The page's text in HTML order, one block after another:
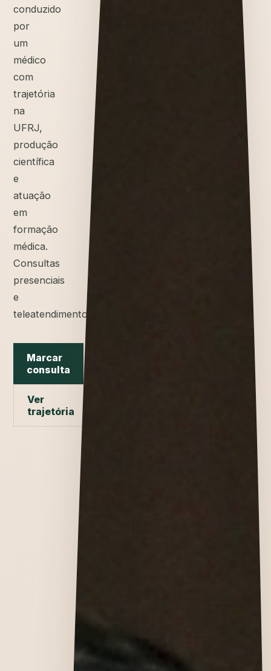
conduzido
por
um
médico
com
trajetória
na
UFRJ,
produção
científica
e
atuação
em
formação
médica.
Consultas
presenciais
e
teleatendimento.
Marcar
consulta
Ver
trajetória